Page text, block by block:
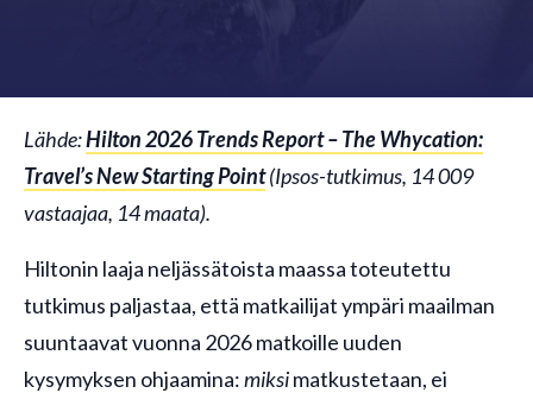
Lähde:Hilton 2026 Trends Report – The Whycation:
Travel’s NewStarting Point(Ipsos-tutkimus, 14 009
vastaajaa, 14 maata).
Hiltonin laaja neljässätoista maassa toteutettu
tutkimus paljastaa, että matkailijat ympäri maailman
suuntaavat vuonna 2026 matkoille uuden
kysymyksen ohjaamina:miksimatkustetaan, ei